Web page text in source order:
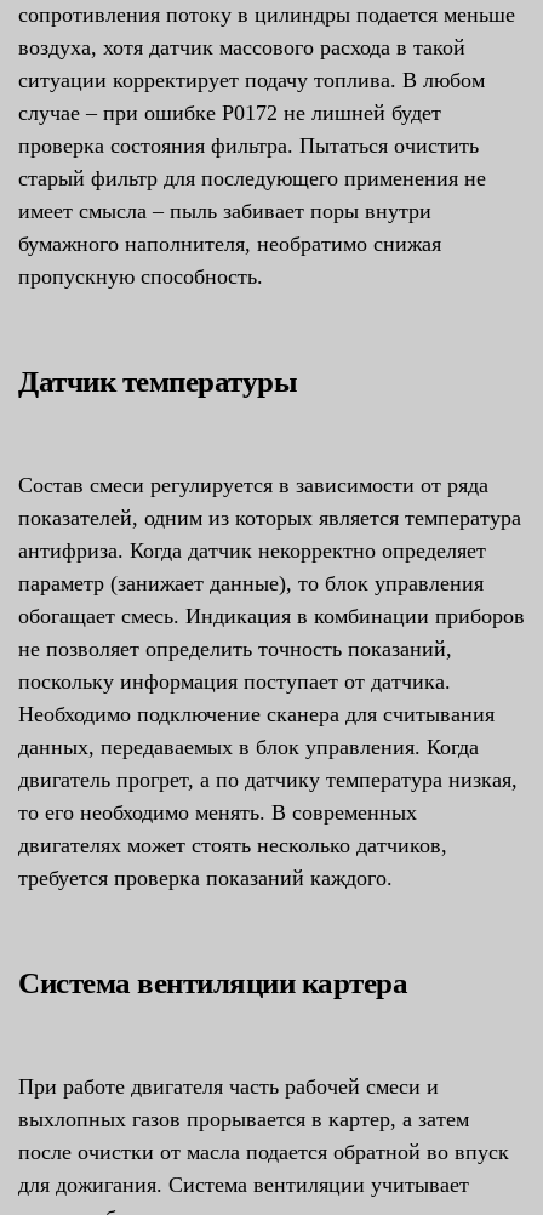
сопротивления потоку в цилиндры подается меньше
воздуха, хотя датчик массового расхода в такой
ситуации корректирует подачу топлива. В любом
случае – при ошибке P0172 не лишней будет
проверка состояния фильтра. Пытаться очистить
старый фильтр для последующего применения не
имеет смысла – пыль забивает поры внутри
бумажного наполнителя, необратимо снижая
пропускную способность.
Датчик температуры
Состав смеси регулируется в зависимости от ряда
показателей, одним из которых является температура
антифриза. Когда датчик некорректно определяет
параметр (занижает данные), то блок управления
обогащает смесь. Индикация в комбинации приборов
не позволяет определить точность показаний,
поскольку информация поступает от датчика.
Необходимо подключение сканера для считывания
данных, передаваемых в блок управления. Когда
двигатель прогрет, а по датчику температура низкая,
то его необходимо менять. В современных
двигателях может стоять несколько датчиков,
требуется проверка показаний каждого.
Система вентиляции картера
При работе двигателя часть рабочей смеси и
выхлопных газов прорывается в картер, а затем
после очистки от масла подается обратной во впуск
для дожигания. Система вентиляции учитывает